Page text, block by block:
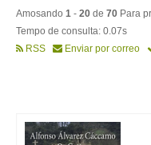
Amosando 1 - 20 de 70 Para
Tempo de consulta: 0.07s
RSS
Enviar por correo